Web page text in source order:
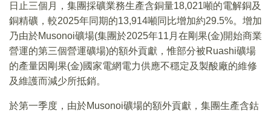
日止三個月，集團採礦業務生產含銅量18,021噸的電解銅及
銅精礦，較2025年同期的13,914噸同比增加約29.5%。增加
乃由於Musonoi礦場(集團於2025年11月在剛果(金)開始商業
營運的第三個營運礦場)的額外貢獻，惟部分被Ruashi礦場
的產量因剛果(金)國家電網電力供應不穩定及製酸廠的維修
及維護而減少所抵銷。
於第一季度，由於Musonoi礦場的額外貢獻，集團生產含鈷